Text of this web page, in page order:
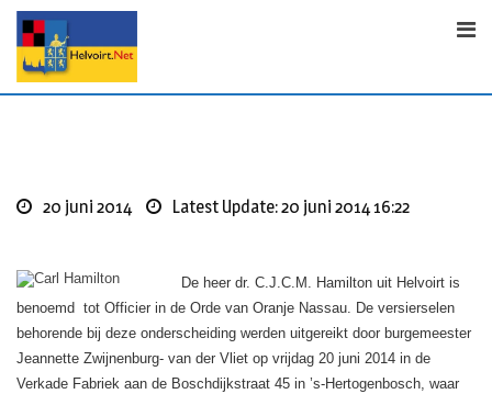
Skip
content
20 juni 2014 Latest Update: 20 juni 2014 16:22
De heer dr. C.J.C.M. Hamilton uit Helvoirt is
benoemd tot Officier in de Orde van Oranje Nassau. De versierselen
behorende bij deze onderscheiding werden uitgereikt door burgemeester
Jeannette Zwijnenburg- van der Vliet op vrijdag 20 juni 2014 in de
Verkade Fabriek aan de Boschdijkstraat 45 in ’s-Hertogenbosch, waar